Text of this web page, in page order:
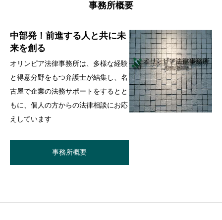
事務所概要
中部発！前進する人と共に未
来を創る
オリンピア法律事務所は、多様な経験
と得意分野をもつ弁護士が結集し、名
古屋で企業の法務サポートをするとと
もに、個人の方からの法律相談にお応
えしています
事務所概要